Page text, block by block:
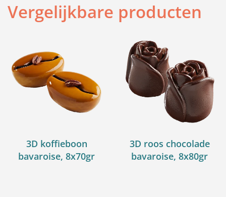
Vergelijkbare producten
3D koffieboon
bavaroise, 8x70gr
3D roos chocolade
bavaroise, 8x80gr